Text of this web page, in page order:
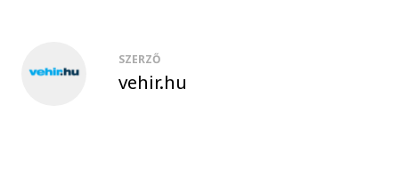
SZERZŐ
vehir.hu